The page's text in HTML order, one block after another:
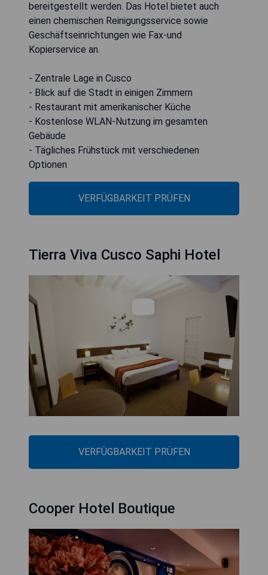
bereitgestellt werden. Das Hotel bietet auch
einen chemischen Reinigungsservice sowie
Geschäftseinrichtungen wie Fax-und
Kopierservice an.
- Zentrale Lage in Cusco
- Blick auf die Stadt in einigen Zimmern
- Restaurant mit amerikanischer Küche
- Kostenlose WLAN-Nutzung im gesamten
Gebäude
- Tägliches Frühstück mit verschiedenen
Optionen
VERFÜGBARKEIT PRÜFEN
Tierra Viva Cusco Saphi Hotel
VERFÜGBARKEIT PRÜFEN
Cooper Hotel Boutique